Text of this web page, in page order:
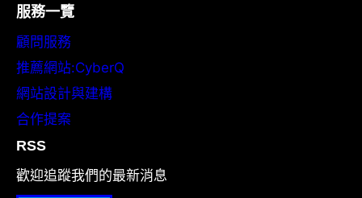
服務一覽
顧問服務
推薦網站:CyberQ
網站設計與建構
合作提案
RSS
歡迎追蹤我們的最新消息